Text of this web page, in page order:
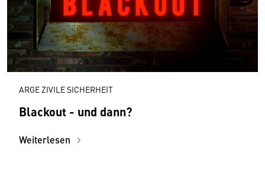
ARGE ZIVILE SICHERHEIT
Blackout - und dann?
Weiterlesen